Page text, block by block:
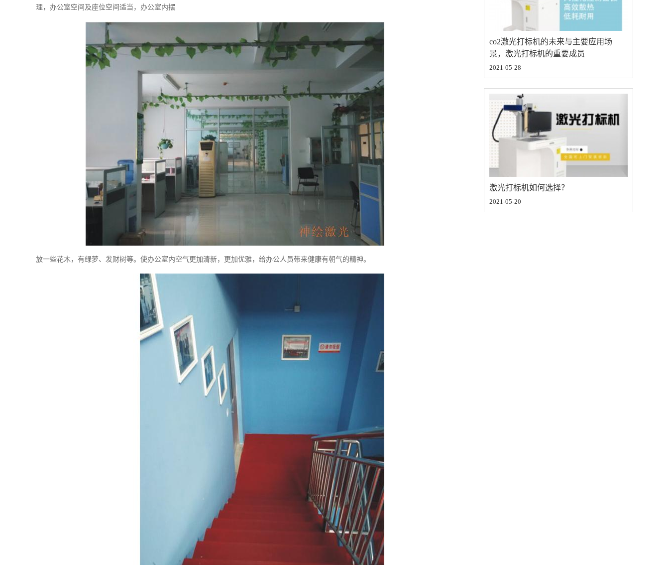
理，办公室空间及座位空间适当，办公室内摆
放一些花木，有绿萝、发财树等。使办公室内空气更加清新，更加优雅，给办公人员带来健康有朝气的精神。
co2激光打标机的未来与主要应用场
景，激光打标机的重要成员
2021-05-28
激光打标机如何选择？
2021-05-20